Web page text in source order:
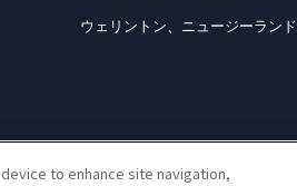
ウェリントン、ニュージーランド
to enhance site navigation,